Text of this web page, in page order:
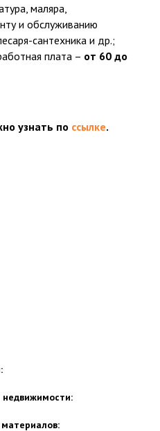
маляра,
и обслуживанию
сантехника и др.;
плата – от 60 до
узнать по ссылке.